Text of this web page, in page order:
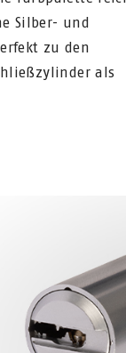
Silber- und
zu den
als